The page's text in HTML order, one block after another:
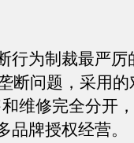
为制裁最严厉
断问题，采用的
维修完全分开
品牌授权经营。